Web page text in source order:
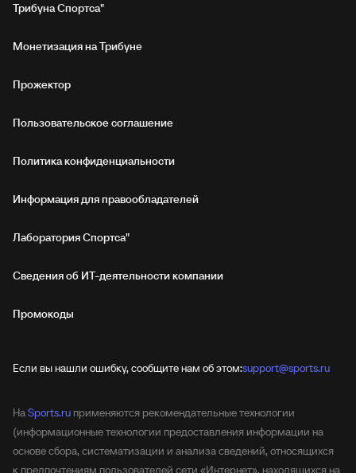
Трибуна Спортса"
Монетизация на Трибуне
Прожектор
Пользовательское соглашение
Политика конфиденциальности
Информация для правообладателей
Лаборатория Спортса"
Сведения об ИТ‑деятельности компании
Промокоды
Если вы нашли ошибку, сообщите нам об этом:support@sports.ru
НаSports.ru применяются рекомендательные технологии
(информационные технологии предоставления информации на
основе сбора, систематизации и анализа сведений, относящихся
к предпочтениям пользователей сети «Интернет», находящихся на